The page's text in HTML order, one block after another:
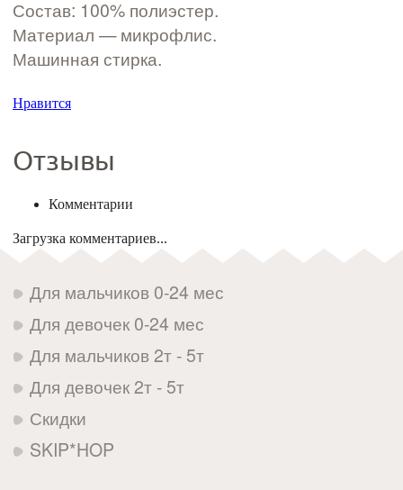
Состав: 100% полиэстер.
Материал — микрофлис.
Машинная стирка.
Нравится
Отзывы
Комментарии
Загрузка комментариев...
Для мальчиков 0-24 мес
Для девочек 0-24 мес
Для мальчиков 2т - 5т
Для девочек 2т - 5т
Скидки
SKIP*HOP